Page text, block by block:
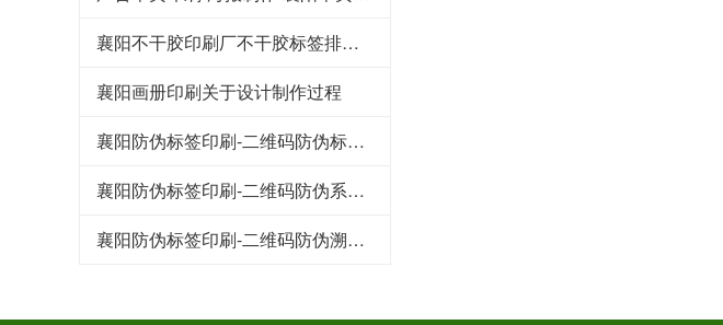
襄阳不干胶印刷厂不干胶标签排废问题解决
襄阳画册印刷关于设计制作过程
襄阳防伪标签印刷-二维码防伪标签的特点都有哪些
襄阳防伪标签印刷-二维码防伪系统的技术原理
襄阳防伪标签印刷-二维码防伪溯源系统在家禽行业中的应用